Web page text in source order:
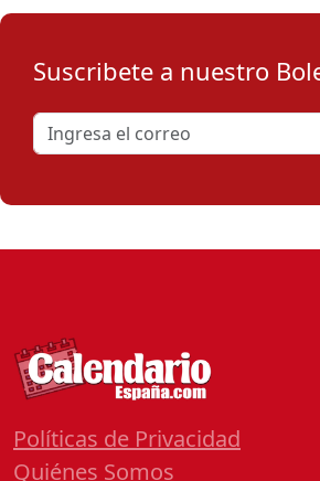
Suscribete a nuestro
Políticas de Privacidad
Quiénes Somos